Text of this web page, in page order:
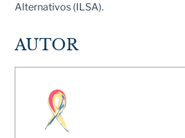
Alternativos (ILSA).
AUTOR